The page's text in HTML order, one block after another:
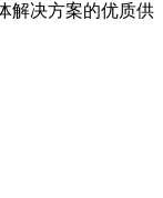
解决方案的优质供